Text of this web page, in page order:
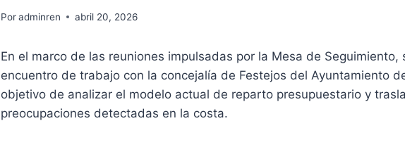
Poradminren abril 20, 2026
En el marco de las reuniones impulsadas por la Mesa de Seguimiento,
encuentro de trabajo con la concejalía de Festejos del Ayuntamiento
objetivo de analizar el modelo actual de reparto presupuestario y
preocupaciones detectadas en la costa.